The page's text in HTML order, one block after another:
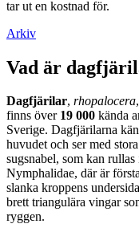
tar ut en kostnad för.
Arkiv
Vad är
Dagfjärilar, rhopalocera
finns över 19 000 kända
Sverige. Dagfjärilarna
huvudet och ser med
sugsnabel, som kan
Nymphalidae, där är
slanka kroppens
brett triangulära vingar
ryggen.